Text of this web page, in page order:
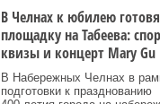
В Челнах к юбилею
площадку на Табеева:
квизы и концерт Mary Gu
В Набережных Челнах в
подготовки к празднованию